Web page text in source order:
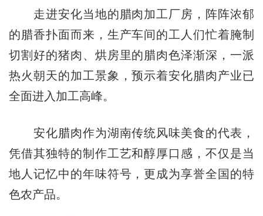
走进安化当地的腊肉加工厂房，阵阵浓郁
的腊香扑面而来，生产车间的工人们忙着腌制
切割好的猪肉、烘房里的腊肉色泽渐深，一派
热火朝天的加工景象，预示着安化腊肉产业已
全面进入加工高峰。
安化腊肉作为湖南传统风味美食的代表，
凭借其独特的制作工艺和醇厚口感，不仅是当
地人记忆中的年味符号，更成为享誉全国的特
色农产品。